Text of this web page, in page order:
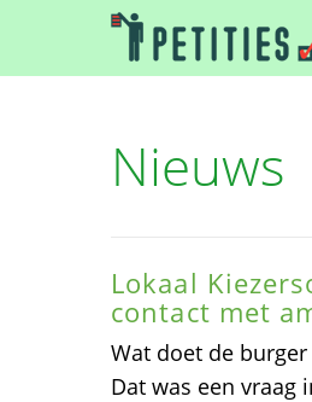
Nieuws
Lokaal
contact met
Wat doet de
Dat was een vraag